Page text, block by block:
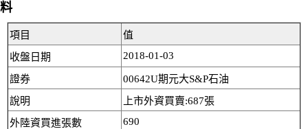
料
項目
值
收盤日期
2018-01-03
證券
00642U期元大S&P石油
說明
上市外資買賣:687張
外陸資買進張數
690